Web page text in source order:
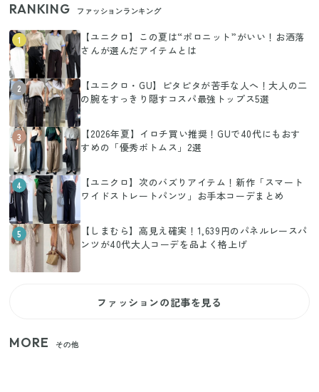
RANKING ファッションランキング
1
【ユニクロ】この夏は“ポロニット”がいい！お洒落
さんが選んだアイテムとは
2
【ユニクロ・GU】ピタピタが苦手な人へ！大人の二
の腕をすっきり隠すコスパ最強トップス5選
3
【2026年夏】イロチ買い推奨！GUで40代にもおす
すめの「優秀ボトムス」2選
4
【ユニクロ】次のバズりアイテム！新作「スマート
ワイドストレートパンツ」お手本コーデまとめ
5
【しまむら】高見え確実！1,639円のパネルレースパ
ンツが40代大人コーデを品よく格上げ
ファッションの記事を見る
MORE その他